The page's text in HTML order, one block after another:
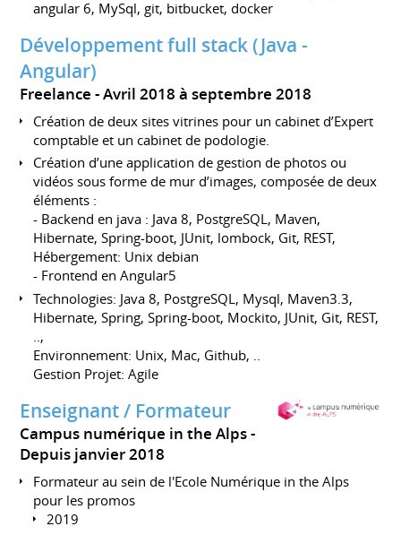
angular 6, MySql, git, bitbucket, docker
Développement full stack (Java -
Angular)
Freelance Avril 2018 à septembre 2018
Création de deux sites vitrines pour un cabinet d’Expert
comptable et un cabinet de podologie.
Création d’une application de gestion de photos ou
vidéos sous forme de mur d’images, composée de deux
éléments :
- Backend en java : Java 8, PostgreSQL, Maven,
Hibernate, Spring-boot, JUnit, lombock, Git, REST,
Hébergement: Unix debian
- Frontend en Angular5
Technologies: Java 8, PostgreSQL, Mysql, Maven3.3,
Hibernate, Spring, Spring-boot, Mockito, JUnit, Git, REST,
..,
Environnement: Unix, Mac, Github, ..
Gestion Projet: Agile
Enseignant / Formateur
Campus numérique in the Alps
Depuis janvier 2018
Formateur au sein de l'Ecole Numérique in the Alps
pour les promos
2019